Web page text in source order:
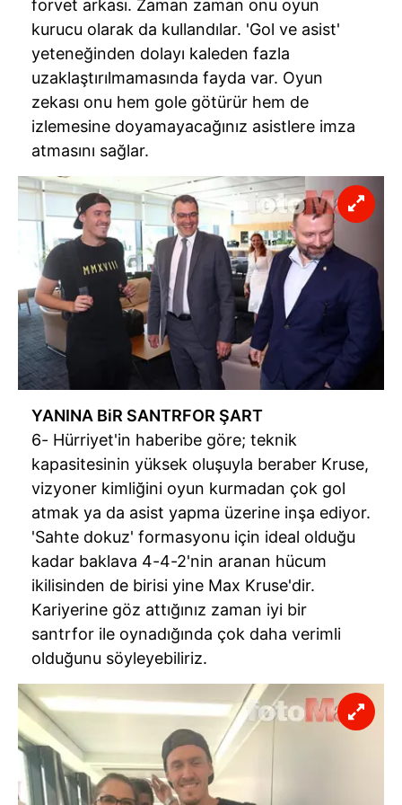
Çerezlere ilişkin tercihlerinizi aşağıda yer alan panel
vasıtasıyla belirleyebilirsiniz. Çerezlere ilişkin detaylı bilgi
için Ayarlar butonuna tıklayabilir,
Çerez Bilgilendirme
ziyaret edebilirsiniz.
6698 sayılı Kişisel Verilerin Korunması Kanunu uyarınca
hazırlanmış Aydınlatma Metnimizi okumak ve sitemizde
ilgili mevzuata uygun olarak kullanılan çerezlerle ilgili bilgi
almak için lütfentıklayınız.
forvet arkası. Zaman zaman onu oyun
kurucu olarak da kullandılar. 'Gol ve asist'
yeteneğinden dolayı kaleden fazla
uzaklaştırılmamasında fayda var. Oyun
zekası onu hem gole götürür hem de
izlemesine doyamayacağınız asistlere imza
atmasını sağlar.
YANINA BiR SANTRFOR ŞART
6- Hürriyet'in haberibe göre; teknik
kapasitesinin yüksek oluşuyla beraber Kruse,
vizyoner kimliğini oyun kurmadan çok gol
atmak ya da asist yapma üzerine inşa ediyor.
'Sahte dokuz' formasyonu için ideal olduğu
kadar baklava 4-4-2'nin aranan hücum
ikilisinden de birisi yine Max Kruse'dir.
Kariyerine göz attığınız zaman iyi bir
santrfor ile oynadığında çok daha verimli
olduğunu söyleyebiliriz.